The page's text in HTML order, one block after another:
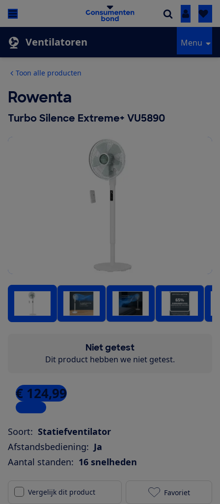
Inloggen
Ventilatoren Menu
Toon alle producten
Rowenta
Turbo Silence Extreme+ VU5890
Niet getest
Dit product hebben we niet getest.
€ 124,99
1 winkel
Soort: Statiefventilator
Afstandsbediening: Ja
Aantal standen: 16 snelheden
Vergelijk dit product Rowenta
Favoriet